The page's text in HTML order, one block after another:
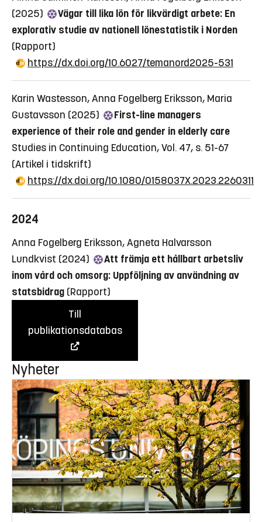
(2025)
Vägar till lika lön för likvärdigt arbete: En
explorativ studie av nationell lönestatistik i Norden
(Rapport)
https://dx.doi.org/10.6027/temanord2025-531
Karin Wastesson, Anna Fogelberg Eriksson, Maria
Gustavsson (2025)
First-line managers
experience of their role and gender in elderly care
Studies in Continuing Education, Vol. 47, s. 51-67
(Artikel i tidskrift)
https://dx.doi.org/10.1080/0158037X.2023.2260311
2024
Anna Fogelberg Eriksson, Agneta Halvarsson
Lundkvist (2024)
Att främja ett hållbart arbetsliv
inom vård och omsorg: Uppföljning av användning av
statsbidrag (Rapport)
Till
publikationsdatabas
Nyheter